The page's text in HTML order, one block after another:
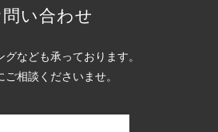
い合わせ
グなども承っております。
ご相談くださいませ。